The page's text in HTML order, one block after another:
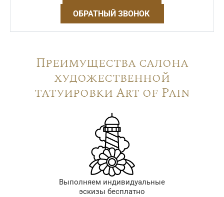
ОБРАТНЫЙ ЗВОНОК
Преимущества салона
художественной
татуировки Art of Pain
Выполняем индивидуальные
эскизы бесплатно